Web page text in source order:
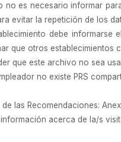
no es necesario informar
evitar la repetición de los
debe informarse
que otros establecimientos
que este archivo no sea
no existe PRS
de las Recomendaciones:
acerca de la/s